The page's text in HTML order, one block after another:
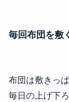
毎回布団を敷
布団は敷きっ
毎日の上げ下